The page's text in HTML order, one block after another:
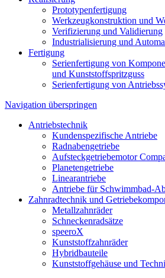
Prototypenfertigung
Werkzeugkonstruktion und
Verifizierung und Validierung
Industrialisierung und
Fertigung
Serienfertigung von
und Kunststoffspritzguss
Serienfertigung von
Navigation überspringen
Antriebstechnik
Kundenspezifische Antriebe
Radnabengetriebe
Aufsteckgetriebemotor
Planetengetriebe
Linearantriebe
Antriebe für Schwimmbad-
Zahnradtechnik und
Metallzahnräder
Schneckenradsätze
speeroX
Kunststoffzahnräder
Hybridbauteile
Kunststoffgehäuse und